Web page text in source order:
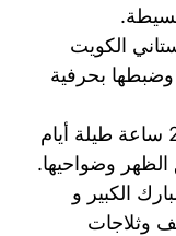
بسيطة.
الكويت
بحرفية
نقدم خدمة تصليح ثلاجات 24 ساعة طيلة أيام
وضواحيها.
الكبير و
وثلاجات